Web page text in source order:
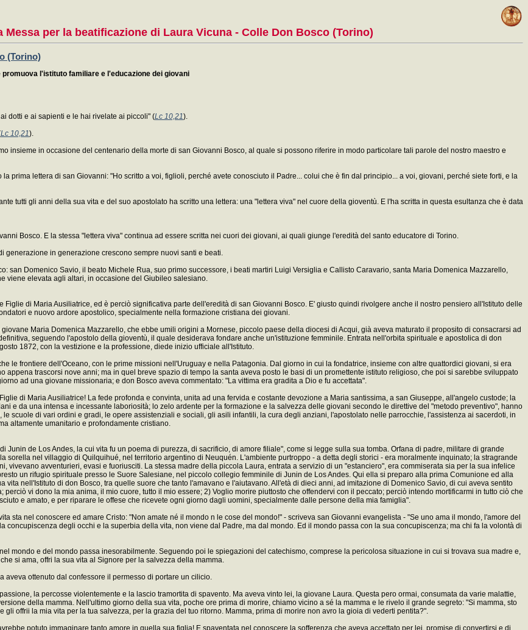
Messa per la beatificazione di Laura Vicuna - Colle Don Bosco (Torino)
(Torino)
l'istituto familiare e l'educazione dei giovani
dotti e ai sapienti e le hai rivelate ai piccoli" (Lc 10,21).
Lc 10,21).
insieme in occasione del centenario della morte di san Giovanni Bosco, al quale si possono riferire in modo particolare tali parole del nostro maestro e
prima lettera di san Giovanni: "Ho scritto a voi, figlioli, perché avete conosciuto il Padre... colui che è fin dal principio... a voi, giovani, perché siete forti, e la
tutti gli anni della sua vita e del suo apostolato ha scritto una lettera: una "lettera viva" nel cuore della gioventù. E l'ha scritta in questa esultanza che è data
Bosco. E la stessa "lettera viva" continua ad essere scritta nei cuori dei giovani, ai quali giunge l'eredità del santo educatore di Torino.
generazione in generazione crescono sempre nuovi santi e beati.
san Domenico Savio, il beato Michele Rua, suo primo successore, i beati martiri Luigi Versiglia e Callisto Caravario, santa Maria Domenica Mazzarello,
viene elevata agli altari, in occasione del Giubileo salesiano.
di Maria Ausiliatrice, ed è perciò significativa parte dell'eredità di san Giovanni Bosco. E' giusto quindi rivolgere anche il nostro pensiero all'Istituto delle
e nuovo ardore apostolico, specialmente nella formazione cristiana dei giovani.
Maria Domenica Mazzarello, che ebbe umili origini a Mornese, piccolo paese della diocesi di Acqui, già aveva maturato il proposito di consacrarsi ad
seguendo l'apostolo della gioventù, il quale desiderava fondare anche un'istituzione femminile. Entrata nell'orbita spirituale e apostolica di don
1872, con la vestizione e la professione, diede inizio ufficiale all'Istituto.
le frontiere dell'Oceano, con le prime missioni nell'Uruguay e nella Patagonia. Dal giorno in cui la fondatrice, insieme con altre quattordici giovani, si era
trascorsi nove anni; ma in quel breve spazio di tempo la santa aveva posto le basi di un promettente istituto religioso, che poi si sarebbe sviluppato
ad una giovane missionaria; e don Bosco aveva commentato: "La vittima era gradita a Dio e fu accettata".
di Maria Ausiliatrice! La fede profonda e convinta, unita ad una fervida e costante devozione a Maria santissima, a san Giuseppe, all'angelo custode; la
e da una intensa e incessante laboriosità; lo zelo ardente per la formazione e la salvezza delle giovani secondo le direttive del "metodo preventivo", hanno
scuole di vari ordini e gradi, le opere assistenziali e sociali, gli asili infantili, la cura degli anziani, l'apostolato nelle parrocchie, l'assistenza ai sacerdoti, in
altamente umanitario e profondamente cristiano.
de Los Andes, la cui vita fu un poema di purezza, di sacrificio, di amore filiale", come si legge sulla sua tomba. Orfana di padre, militare di grande
sorella nel villaggio di Quilquihué, nel territorio argentino di Neuquén. L'ambiente purtroppo - a detta degli storici - era moralmente inquinato; la stragrande
avventurieri, evasi e fuoriusciti. La stessa madre della piccola Laura, entrata a servizio di un "estanciero", era commiserata sia per la sua infelice
un rifugio spirituale presso le Suore Salesiane, nel piccolo collegio femminile di Junin de Los Andes. Qui ella si preparo alla prima Comunione ed alla
nell'Istituto di don Bosco, tra quelle suore che tanto l'amavano e l'aiutavano. All'età di dieci anni, ad imitazione di Domenico Savio, di cui aveva sentito
vi dono la mia anima, il mio cuore, tutto il mio essere; 2) Voglio morire piuttosto che offendervi con il peccato; perciò intendo mortificarmi in tutto ciò che
e amato, e per riparare le offese che ricevete ogni giorno dagli uomini, specialmente dalle persone della mia famiglia".
sta nel conoscere ed amare Cristo: "Non amate né il mondo n le cose del mondo!" - scriveva san Giovanni evangelista - "Se uno ama il mondo, l'amore del
degli occhi e la superbia della vita, non viene dal Padre, ma dal mondo. Ed il mondo passa con la sua concupiscenza; ma chi fa la volontà di
mondo e del mondo passa inesorabilmente. Seguendo poi le spiegazioni del catechismo, comprese la pericolosa situazione in cui si trovava sua madre e,
si ama, offri la sua vita al Signore per la salvezza della mamma.
ottenuto dal confessore il permesso di portare un cilicio.
la percosse violentemente e la lascio tramortita di spavento. Ma aveva vinto lei, la giovane Laura. Questa pero ormai, consumata da varie malattie,
della mamma. Nell'ultimo giorno della sua vita, poche ore prima di morire, chiamo vicino a sé la mamma e le rivelo il grande segreto: "Si mamma, sto
offrii la mia vita per la tua salvezza, per la grazia del tuo ritorno. Mamma, prima di morire non avro la gioia di vederti pentita?".
potuto immaginare tanto amore in quella sua figlia! E spaventata nel conoscere la sofferenza che aveva accettato per lei, promise di convertirsi e di